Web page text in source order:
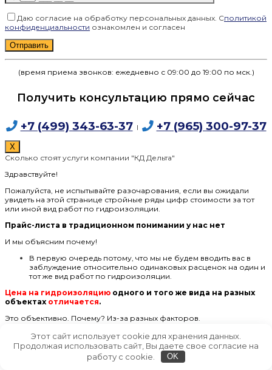
Даю согласие на обработку персональных данных. Сполитикой
конфиденциальности ознакомлен и согласен
Оставьте это поле пустым.
(время приема звонков: ежедневно с 09:00 до 19:00 по мск.)
Получить консультацию прямо сейчас
+7 (499) 343-63-37 I +7 (965) 300-97-37
X
Сколько стоят услуги компании "КД Дельта"
Здравствуйте!
Пожалуйста, не испытывайте разочарования, если вы ожидали
увидеть на этой странице стройные ряды цифр стоимости за тот
или иной вид работ по гидроизоляции.
Прайс-листа в традиционном понимании у нас нет
И мы объясним почему!
В первую очередь потому, что мы не будем вводить вас в
заблуждение относительно одинаковых расценок на один и
тот же вид работ по гидроизоляции.
Цена на гидроизоляцию одного и того же вида на разных
объектах отличается.
Это объективно. Почему? Из-за разных факторов.
Формирование стоимости работ по гидроизоляции
происходит с учётом факторов:
На каком этапе находится объект: или это этап
Этот сайт использует cookie для хранения данных.
Продолжая использовать сайт, Вы даете свое согласие на
работу с cookie.
OK